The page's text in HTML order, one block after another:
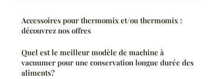
Accessoires pour thermomix et/ou thermomix :
découvrez nos offres
Quel est le meilleur modèle de machine à
vacuumer pour une conservation longue durée des
aliments?